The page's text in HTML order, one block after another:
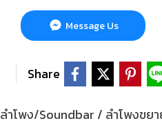
Message Us
Share
ลำโพง/Soundbar / ลำโพงขย